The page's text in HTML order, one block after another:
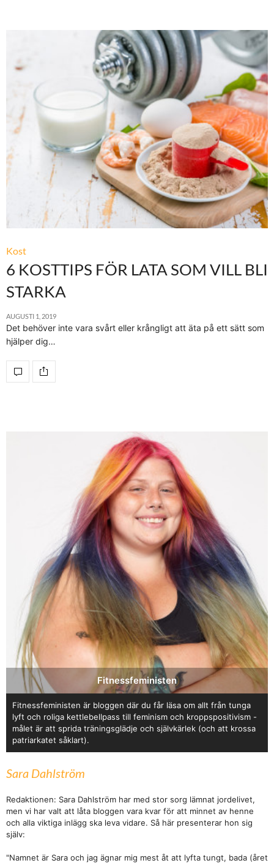
Kost
6 KOSTTIPS FÖR LATA SOM VILL BLI
STARKA
AUGUSTI 1, 2019
Det behöver inte vara svårt eller krångligt att äta på ett sätt som
hjälper dig…
Fitnessfeministen
Fitnessfeministen är bloggen där du får läsa om allt från tunga
lyft och roliga kettlebellpass till feminism och kroppspositivism -
målet är att sprida träningsglädje och självkärlek (och att krossa
patriarkatet såklart).
Sara Dahlström
Redaktionen: Sara Dahlström har med stor sorg lämnat jordelivet,
men vi har valt att låta bloggen vara kvar för att minnet av henne
och alla viktiga inlägg ska leva vidare. Så här presenterar hon sig
själv:
"Namnet är Sara och jag ägnar mig mest åt att lyfta tungt, bada (året